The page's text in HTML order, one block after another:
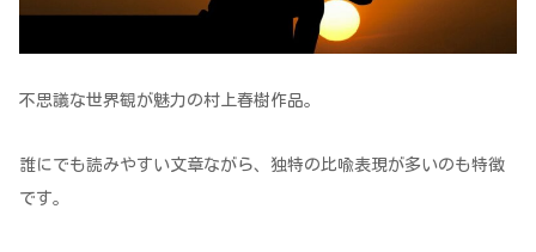
不思議な世界観が魅力の村上春樹作品。
誰にでも読みやすい文章ながら、独特の比喩表現が多いのも特徴
です。